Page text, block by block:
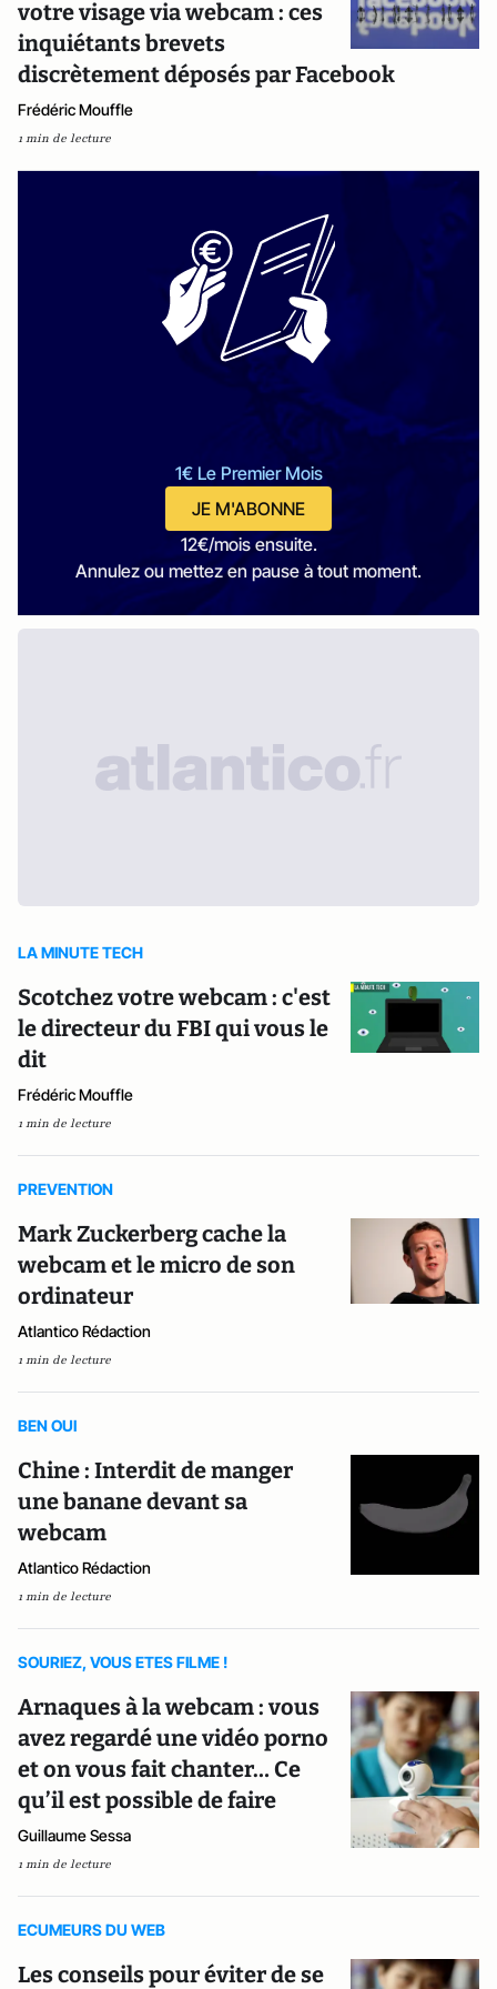
votre visage via webcam : ces
inquiétants brevets
discrètement déposés par Facebook
Frédéric Mouffle
1 min de lecture
1€ Le Premier Mois
JE M'ABONNE
12€/mois ensuite.
Annulez ou mettez en pause à tout moment.
LA MINUTE TECH
Scotchez votre webcam : c'est
le directeur du FBI qui vous le
dit
Frédéric Mouffle
1 min de lecture
PREVENTION
Mark Zuckerberg cache la
webcam et le micro de son
ordinateur
Atlantico Rédaction
1 min de lecture
BEN OUI
Chine : Interdit de manger
une banane devant sa
webcam
Atlantico Rédaction
1 min de lecture
SOURIEZ, VOUS ETES FILME !
Arnaques à la webcam : vous
avez regardé une vidéo porno
et on vous fait chanter… Ce
qu’il est possible de faire
Guillaume Sessa
1 min de lecture
ECUMEURS DU WEB
Les conseils pour éviter de se